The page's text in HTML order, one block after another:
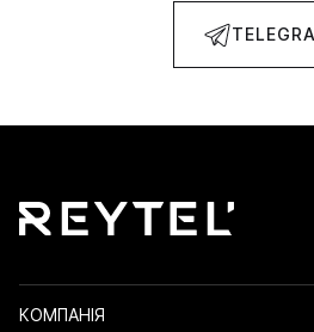
КОМПАНІЯ